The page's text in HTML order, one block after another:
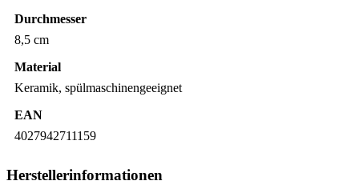
Durchmesser
8,5 cm
Material
Keramik, spülmaschinengeeignet
EAN
4027942711159
Herstellerinformationen